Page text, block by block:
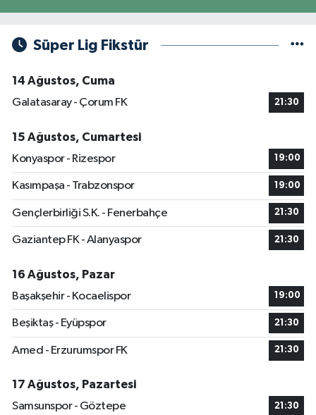
Süper Lig Fikstür
14 Ağustos, Cuma
Galatasaray - Çorum FK
21:30
15 Ağustos, Cumartesi
Konyaspor - Rizespor
19:00
Kasımpaşa - Trabzonspor 19:00
Gençlerbirliği S.K. - Fenerbahçe 21:30
Gaziantep FK - Alanyaspor 21:30
16 Ağustos, Pazar
Başakşehir - Kocaelispor
19:00
Beşiktaş - Eyüpspor 21:30
Amed - Erzurumspor FK 21:30
17 Ağustos, Pazartesi
Samsunspor - Göztepe
21:30